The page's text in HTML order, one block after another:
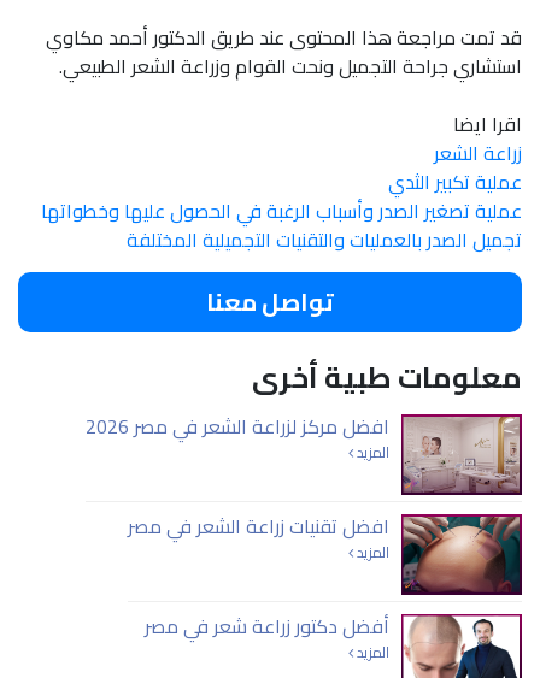
قد تمت مراجعة هذا المحتوى عند طريق الدكتور أحمد مكاوي
استشاري جراحة التجميل ونحت القوام وزراعة الشعر الطبيعي.
اقرا ايضا
زراعة الشعر
عملية تكبير الثدي
عملية تصغير الصدر وأسباب الرغبة في الحصول عليها وخطواتها
تجميل الصدر بالعمليات والتقنيات التجميلية المختلفة
تواصل معنا
معلومات طبية أخرى
افضل مركز لزراعة الشعر في مصر 2026
المزيد
افضل تقنيات زراعة الشعر في مصر
المزيد
أفضل دكتور زراعة شعر في مصر
المزيد